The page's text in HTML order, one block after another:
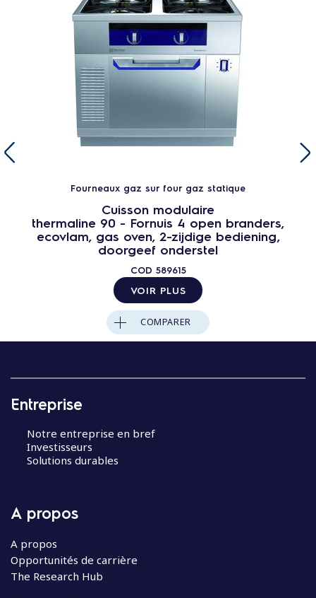
Fourneaux gaz sur four gaz statique
Cuisson modulaire
thermaline 90 - Fornuis 4 open branders,
ecovlam, gas oven, 2-zijdige bediening,
doorgeef onderstel
COD 589615
VOIR PLUS
COMPARER
Entreprise
Notre entreprise en bref
Investisseurs
Solutions durables
A propos
A propos
Opportunités de carrière
The Research Hub